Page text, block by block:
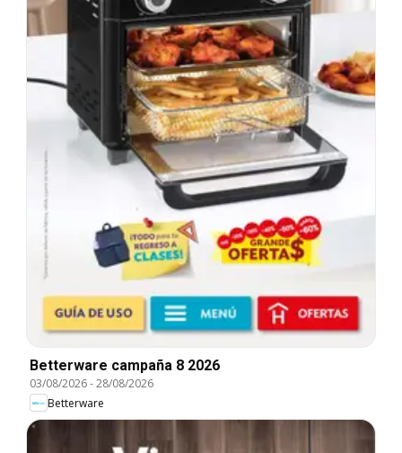
Betterware campaña 8 2026
03/08/2026-28/08/2026
Betterware